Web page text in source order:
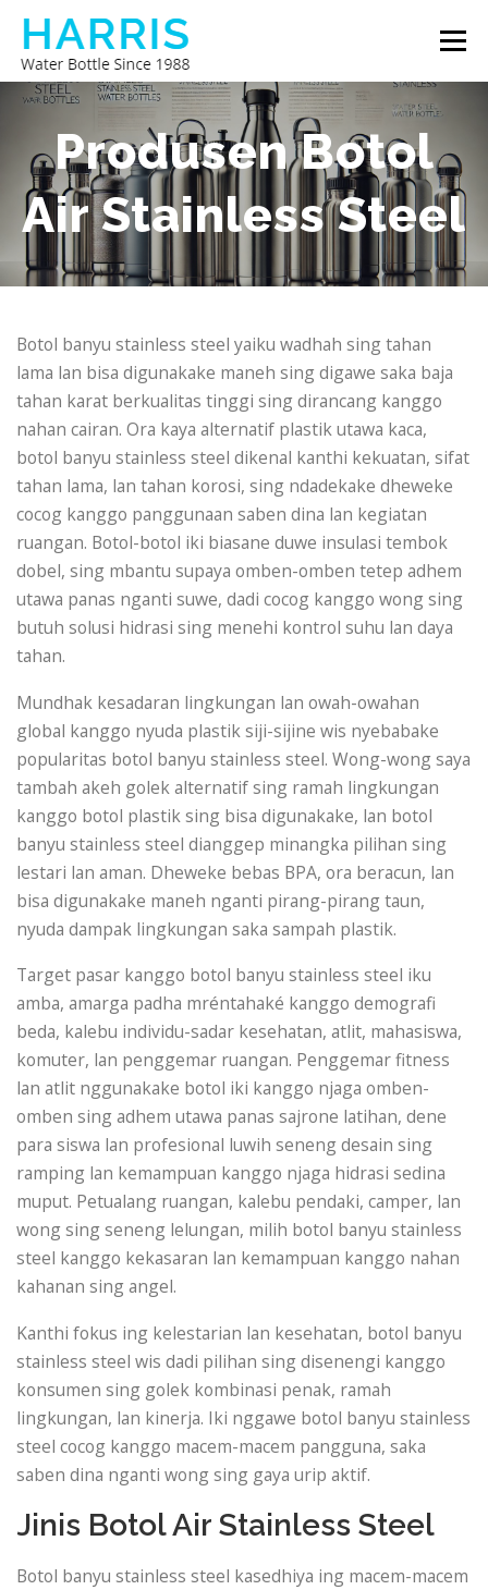
Skip
content
Menu
BOTOL BANYU HARRIS BABAGAN KITA
HUBUNGI KITA
Produsen Botol
Air Stainless Steel
Botol banyu stainless steel yaiku wadhah sing tahan
lama lan bisa digunakake maneh sing digawe saka baja
tahan karat berkualitas tinggi sing dirancang kanggo
nahan cairan. Ora kaya alternatif plastik utawa kaca,
botol banyu stainless steel dikenal kanthi kekuatan, sifat
tahan lama, lan tahan korosi, sing ndadekake dheweke
cocog kanggo panggunaan saben dina lan kegiatan
ruangan. Botol-botol iki biasane duwe insulasi tembok
dobel, sing mbantu supaya omben-omben tetep adhem
utawa panas nganti suwe, dadi cocog kanggo wong sing
butuh solusi hidrasi sing menehi kontrol suhu lan daya
tahan.
Mundhak kesadaran lingkungan lan owah-owahan
global kanggo nyuda plastik siji-sijine wis nyebabake
popularitas botol banyu stainless steel. Wong-wong saya
tambah akeh golek alternatif sing ramah lingkungan
kanggo botol plastik sing bisa digunakake, lan botol
banyu stainless steel dianggep minangka pilihan sing
lestari lan aman. Dheweke bebas BPA, ora beracun, lan
bisa digunakake maneh nganti pirang-pirang taun,
nyuda dampak lingkungan saka sampah plastik.
Target pasar kanggo botol banyu stainless steel iku
amba, amarga padha mréntahaké kanggo demografi
beda, kalebu individu-sadar kesehatan, atlit, mahasiswa,
komuter, lan penggemar ruangan. Penggemar fitness
lan atlit nggunakake botol iki kanggo njaga omben-
omben sing adhem utawa panas sajrone latihan, dene
para siswa lan profesional luwih seneng desain sing
ramping lan kemampuan kanggo njaga hidrasi sedina
muput. Petualang ruangan, kalebu pendaki, camper, lan
wong sing seneng lelungan, milih botol banyu stainless
steel kanggo kekasaran lan kemampuan kanggo nahan
kahanan sing angel.
Kanthi fokus ing kelestarian lan kesehatan, botol banyu
stainless steel wis dadi pilihan sing disenengi kanggo
konsumen sing golek kombinasi penak, ramah
lingkungan, lan kinerja. Iki nggawe botol banyu stainless
steel cocog kanggo macem-macem pangguna, saka
saben dina nganti wong sing gaya urip aktif.
Jinis Botol Air Stainless Steel
Botol banyu stainless steel kasedhiya ing macem-macem